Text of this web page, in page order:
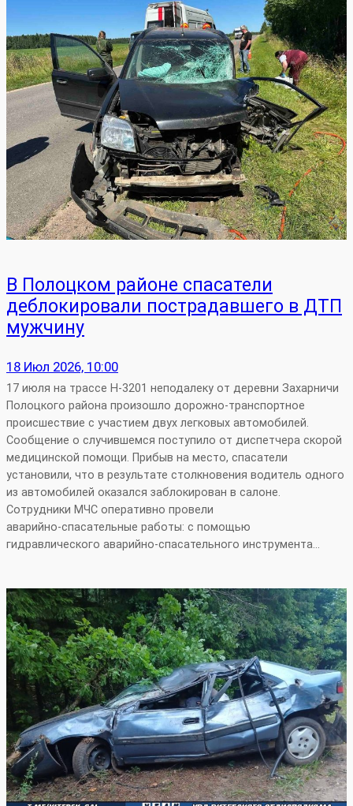
В Полоцком районе спасатели
деблокировали пострадавшего в ДТП
мужчину
18 Июл 2026, 10:00
17 июля на трассе Н‑3201 неподалеку от деревни Захарничи
Полоцкого района произошло дорожно‑транспортное
происшествие с участием двух легковых автомобилей.
Сообщение о случившемся поступило от диспетчера скорой
медицинской помощи. Прибыв на место, спасатели
установили, что в результате столкновения водитель одного
из автомобилей оказался заблокирован в салоне.
Сотрудники МЧС оперативно провели
аварийно‑спасательные работы: с помощью
гидравлического аварийно‑спасательного инструмента…